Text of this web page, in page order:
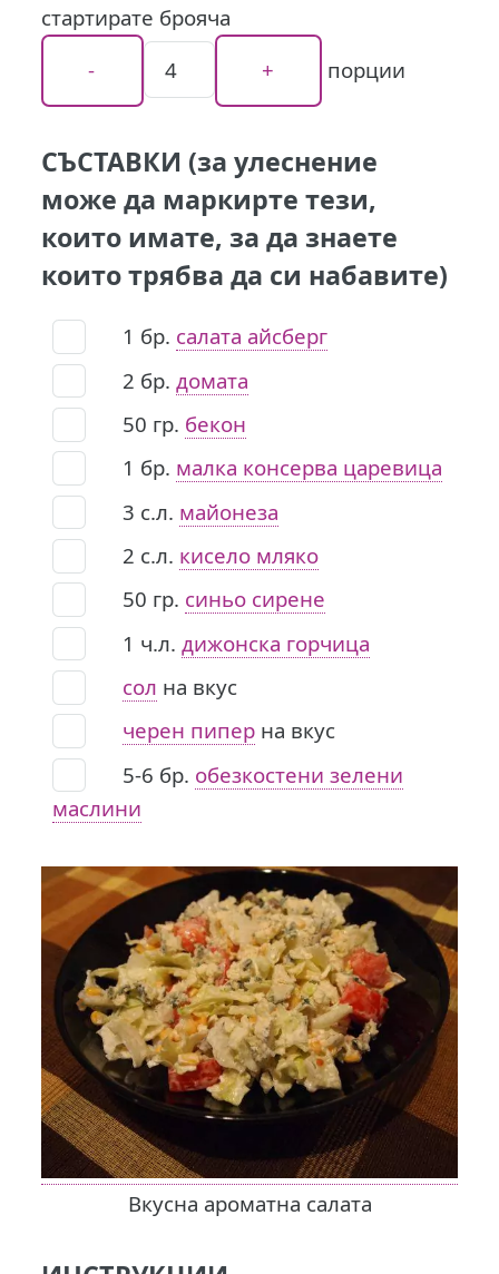
стартирате брояча
порции
СЪСТАВКИ (за улеснение
може да маркирте тези,
които имате, за да знаете
които трябва да си набавите)
1 бр. салата айсберг
2 бр. домата
50 гр. бекон
1 бр. малка консерва царевица
3 с.л. майонеза
2 с.л. кисело мляко
50 гр. синьо сирене
1 ч.л. дижонска горчица
сол на вкус
черен пипер на вкус
5-6 бр. обезкостени зелени
маслини
Вкусна ароматна салата